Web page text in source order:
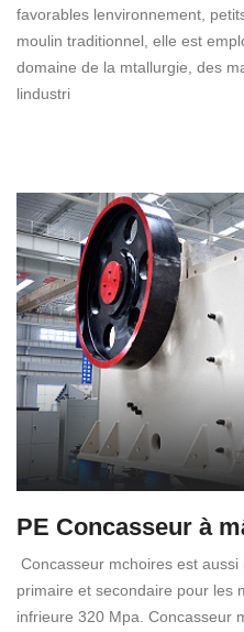
favorables lenvironnement,
moulin traditionnel, elle est
domaine de la mtallurgie, des
lindustri
PE Concasseur à
Concasseur mchoires est
primaire et secondaire pour les
infrieure 320 Mpa. Concasseur